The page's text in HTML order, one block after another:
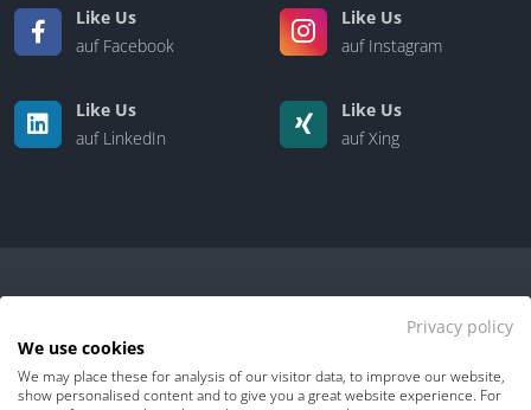
Like Us
auf Facebook
Like Us
auf Instagram
Like Us
auf LinkedIn
Like Us
auf Xing
Kontakt | Über uns
Privacy policy
We use cookies
We may place these for analysis of our visitor data, to improve our website,
show personalised content and to give you a great website experience. For